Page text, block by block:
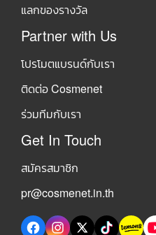
แลกของรางวัล
Partner with Us
โปรโมตแบรนด์กับเรา
ติดต่อ Cosmenet
ร่วมทีมกับเรา
Get In Touch
สมัครสมาชิก
pr@cosmenet.in.th